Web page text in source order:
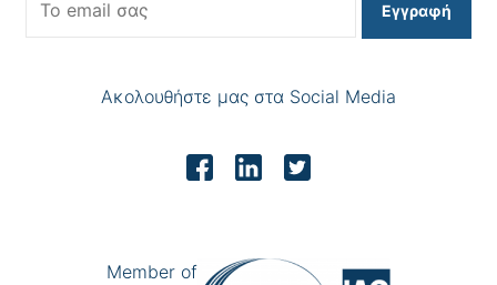
Εγγραφή
Ακολουθήστε μας στα Social Media
Member of